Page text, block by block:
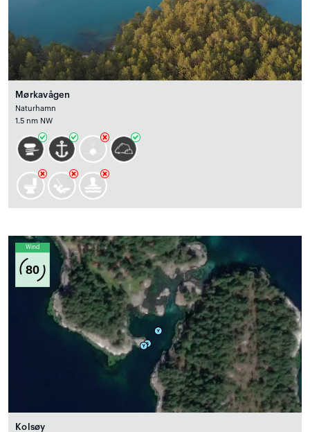
Mørkavågen
Naturhamn
1.5 nm NW
Wind
80
Kolsøy